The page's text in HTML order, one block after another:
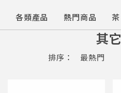
各類產品 熱門商品 茶
其它
排序：